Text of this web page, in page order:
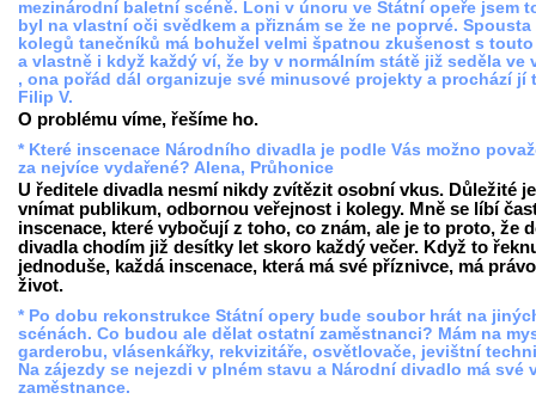
mezinárodní baletní scéně. Loni v únoru ve Státní opeře jsem
byl na vlastní oči svědkem a přiznám se že ne poprvé. Spousta
kolegů tanečníků má bohužel velmi špatnou zkušenost s
a vlastně i když každý ví, že by v normálním státě již seděla ve
, ona pořád dál organizuje své minusové projekty a prochází jí
Filip V.
O problému víme, řešíme ho.
* Které inscenace Národního divadla je podle Vás možno
za nejvíce vydařené? Alena, Průhonice
U ředitele divadla nesmí nikdy zvítězit osobní vkus. Důležité je
vnímat publikum, odbornou veřejnost i kolegy. Mně se líbí
inscenace, které vybočují z toho, co znám, ale je to proto, že
divadla chodím již desítky let skoro každý večer. Když to
jednoduše, každá inscenace, která má své příznivce, má
život.
* Po dobu rekonstrukce Státní opery bude soubor hrát na
scénách. Co budou ale dělat ostatní zaměstnanci? Mám na
garderobu, vlásenkářky, rekvizitáře, osvětlovače, jevištní
Na zájezdy se nejezdi v plném stavu a Národní divadlo má své
zaměstnance.